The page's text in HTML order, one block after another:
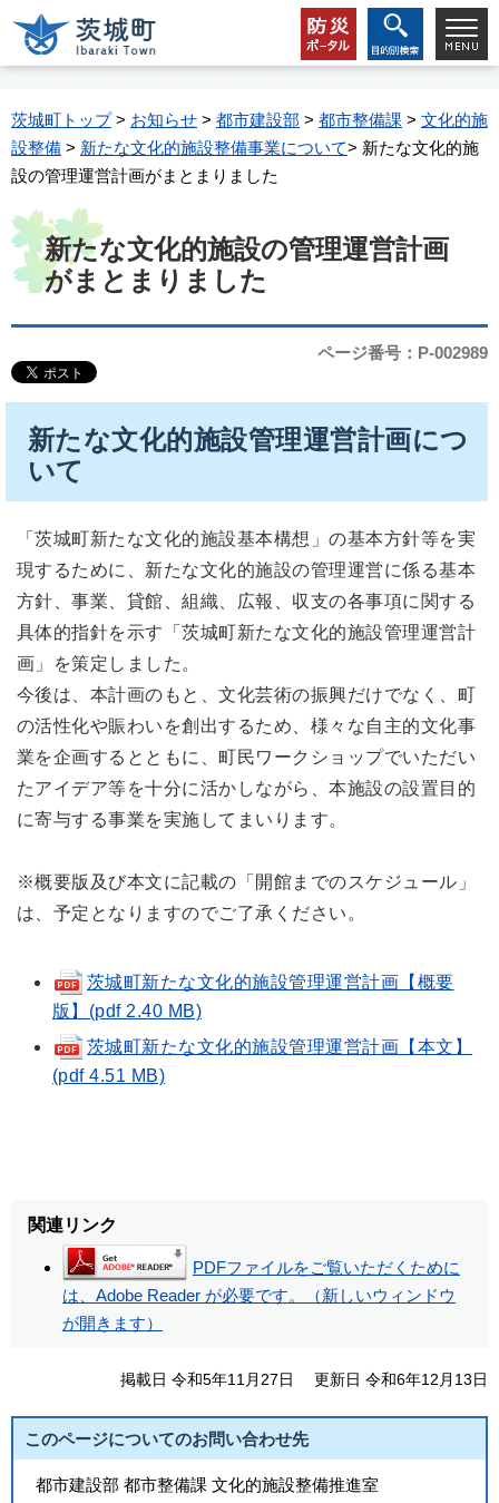
茨城町トップ> お知らせ > 都市建設部 > 都市整備課 > 文化的施
設整備 > 新たな文化的施設整備事業について> 新たな文化的施
設の管理運営計画がまとまりました
新たな文化的施設の管理運営計画
がまとまりました
ページ番号：P-002989
新たな文化的施設管理運営計画につ
いて
「茨城町新たな文化的施設基本構想」の基本方針等を実
現するために、新たな文化的施設の管理運営に係る基本
方針、事業、貸館、組織、広報、収支の各事項に関する
具体的指針を示す「茨城町新たな文化的施設管理運営計
画」を策定しました。
今後は、本計画のもと、文化芸術の振興だけでなく、町
の活性化や賑わいを創出するため、様々な自主的文化事
業を企画するとともに、町民ワークショップでいただい
たアイデア等を十分に活かしながら、本施設の設置目的
に寄与する事業を実施してまいります。
※概要版及び本文に記載の「開館までのスケジュール」
は、予定となりますのでご了承ください。
茨城町新たな文化的施設管理運営計画【概要
版】(pdf 2.40 MB)
茨城町新たな文化的施設管理運営計画【本文】
(pdf 4.51 MB)
関連リンク
PDFファイルをご覧いただくために
は、Adobe Reader が必要です。（新しいウィンドウ
が開きます）
掲載日 令和5年11月27日 更新日 令和6年12月13日
このページについてのお問い合わせ先
都市建設部 都市整備課 文化的施設整備推進室